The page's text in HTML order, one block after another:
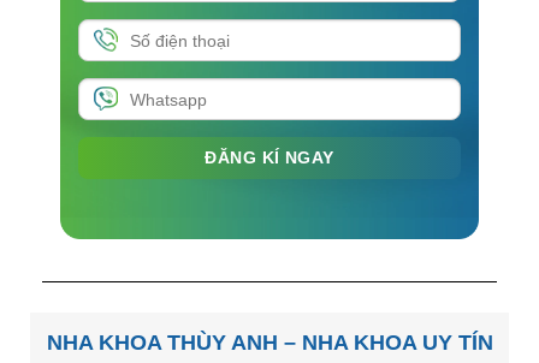
NHA KHOA THÙY ANH – NHA KHOA UY TÍN